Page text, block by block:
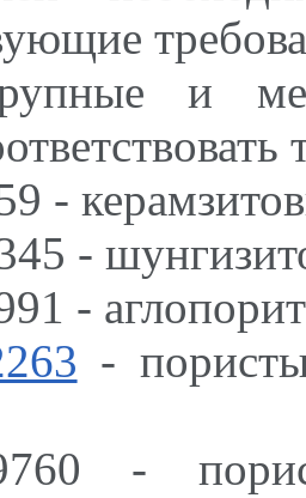
и
-
-
-
-
-